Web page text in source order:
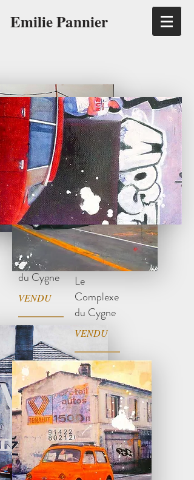
Emilie Pannier
Le
Complexe
du Cygne
VENDU
Le
Complexe
du Cygne
VENDU